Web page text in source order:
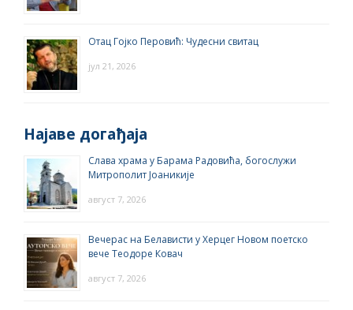
Отац Гојко Перовић: Чудесни свитац
јул 21, 2026
Најаве догађаја
Слава храма у Барама Радовића, богослужи
Митрополит Јоаникије
август 7, 2026
Вечерас на Белависти у Херцег Новом поетско
вече Теодоре Ковач
август 7, 2026